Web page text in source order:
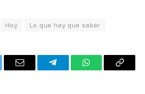
Hoy Lo que hay que saber
Email TelegramWhatsAppCopy